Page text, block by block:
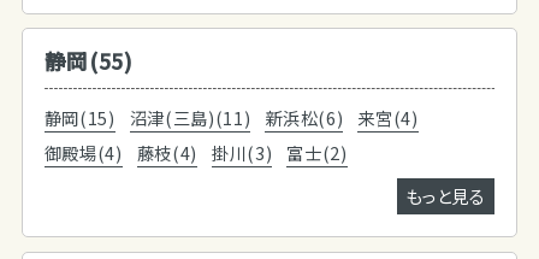
静岡(55)
静岡(15) 沼津(三島)(11) 新浜松(6)
来宮(4)
御殿場(4)
藤枝(4) 掛川(3)
富士(2)
もっと見る